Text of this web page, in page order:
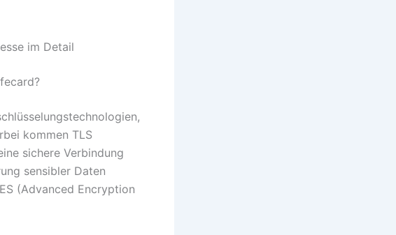
im Detail
kommen TLS
sichere Verbindung
sensibler Daten
(Advanced Encryption